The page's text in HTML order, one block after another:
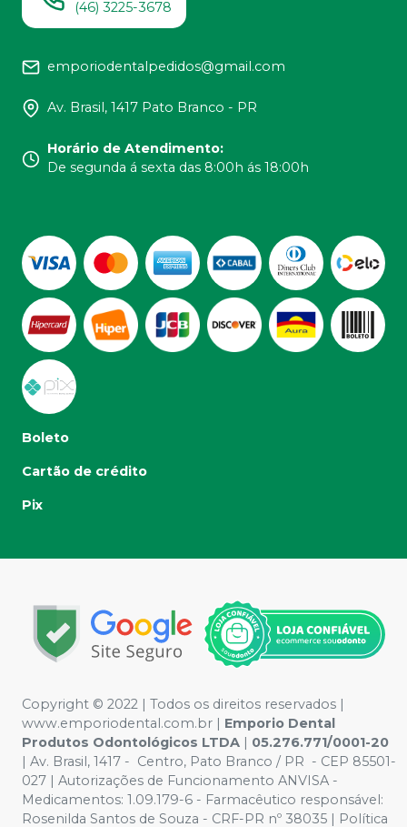
(46) 3225-3678
emporiodentalpedidos@gmail.com
Av. Brasil, 1417 Pato Branco - PR
Horário de Atendimento:
De segunda á sexta das 8:00h ás 18:00h
Boleto
Cartão de crédito
Pix
Copyright © 2022 | Todos os direitos reservados |
www.emporiodental.com.br | Emporio Dental
Produtos Odontológicos LTDA | 05.276.771/0001-20
| Av. Brasil, 1417 - Centro, Pato Branco / PR - CEP 85501-
027 | Autorizações de Funcionamento ANVISA -
Medicamentos: 1.09.179-6 - Farmacêutico responsável:
Rosenilda Santos de Souza - CRF-PR nº 38035 | Política